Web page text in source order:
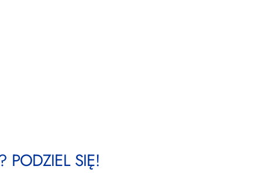
PODZIEL SIĘ!